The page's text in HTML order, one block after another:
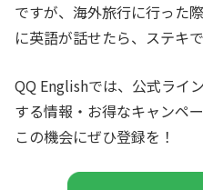
ですが、海外旅行に行った
に英語が話せたら、ステキで
QQ Englishでは、公式ライ
する情報・お得なキャンペ
この機会にぜひ登録を！